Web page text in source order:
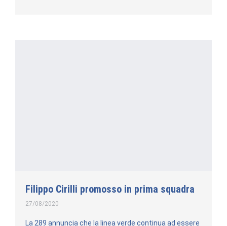
Filippo Cirilli promosso in prima squadra
27/08/2020
La 289 annuncia che la linea verde continua ad essere